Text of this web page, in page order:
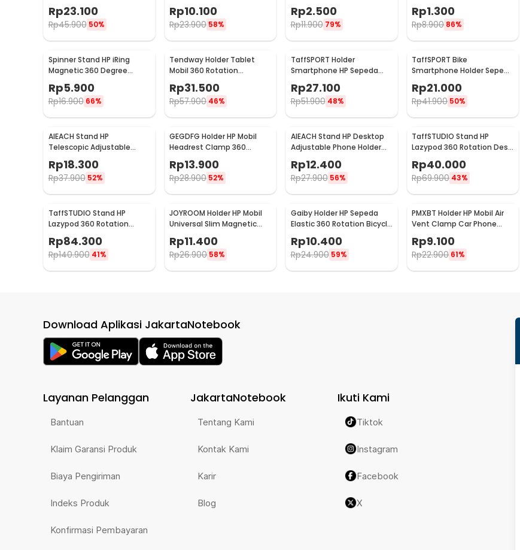
Rp23.100
Rp45.900 50%
Rp10.100
Rp23.900 58%
Rp2.500
Rp11.900 79%
Rp1.300
Rp8.900 86%
Spinner Stand HP iRing
Magnetic 360 Degree
Rp5.900
Rp16.900 66%
Tendway Holder Tablet
Mobil 360 Rotation
Headrest Mount 8-11 Inch -
SBT-1104
Rp31.500
Rp57.900 46%
TaffSPORT Holder
Smartphone HP Sepeda
Holder - YP07
Rp27.100
Rp51.900 48%
TaffSPORT Bike
Smartphone Holder Sepeda
BM03
Rp21.000
Rp41.900 50%
AIEACH Stand HP
Telescopic Adjustable
Phone Holder - K2
Rp18.300
Rp37.900 52%
GEGDFG Holder HP Mobil
Headrest Clamp 360
Rotation Car Phone Holder
- GP97
Rp13.900
Rp28.900 52%
AIEACH Stand HP Desktop
Adjustable Phone Holder
Rp12.400
Rp27.900 56%
TaffSTUDIO Stand HP
Lazypod 360 Rotation Desk
- D9
Rp40.000
Rp69.900 43%
TaffSTUDIO Stand HP
Lazypod 360 Rotation
Adjustable Phone Holder -
GH027
Rp84.300
Rp140.900 41%
JOYROOM Holder HP Mobil
Universal Slim Magnetic
Rp11.400
Rp26.900 58%
Gaiby Holder HP Sepeda
Elastic 360 Rotation Bicycle
Rp10.400
Rp24.900 59%
PMXBT Holder HP Mobil Air
Vent Clamp Car Phone
Rp9.100
Rp22.900 61%
Download Aplikasi JakartaNotebook
Layanan Pelanggan
Bantuan
Klaim Garansi Produk
Biaya Pengiriman
Indeks Produk
Konfirmasi Pembayaran
JakartaNotebook
Tentang Kami
Kontak Kami
Karir
Blog
Ikuti Kami
Tiktok
Instagram
Facebook
X